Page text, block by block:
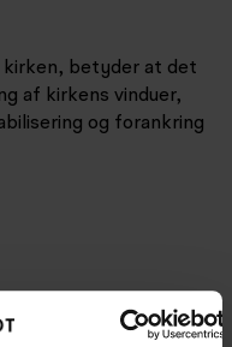
kirken, betyder at det
af kirkens vinduer,
og forankring